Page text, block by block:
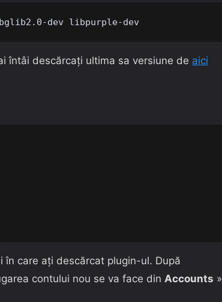
dev libpurple-dev
întâi descărcați ultima sa versiune de aici
în care ați descărcat plugin-ul. După
contului nou se va face din Accounts »